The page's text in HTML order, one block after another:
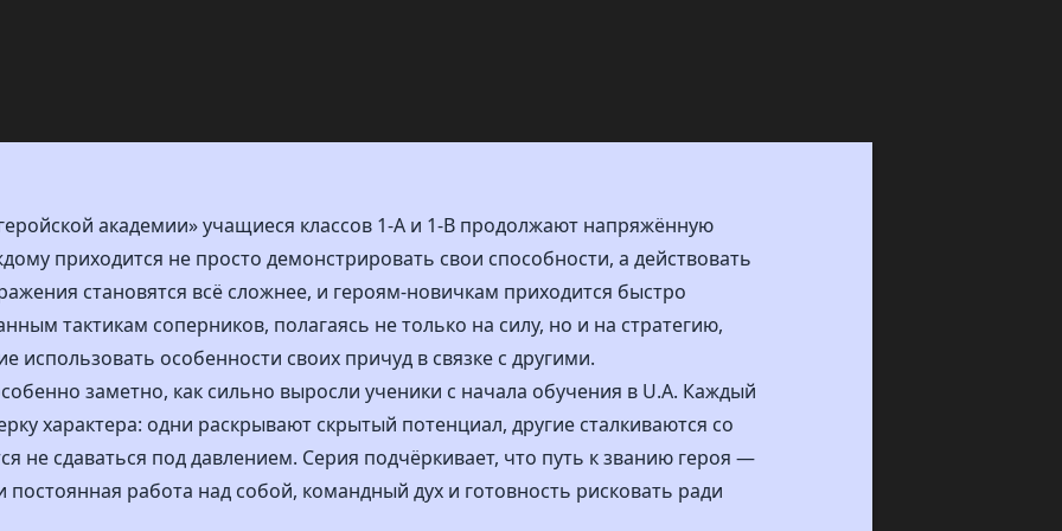
академии» учащиеся классов 1-А и 1-B продолжают напряжённую
приходится не просто демонстрировать свои способности, а действовать
становятся всё сложнее, и героям-новичкам приходится быстро
тактикам соперников, полагаясь не только на силу, но и на стратегию,
использовать особенности своих причуд в связке с другими.
заметно, как сильно выросли ученики с начала обучения в U.A. Каждый
характера: одни раскрывают скрытый потенциал, другие сталкиваются со
не сдаваться под давлением. Серия подчёркивает, что путь к званию героя —
постоянная работа над собой, командный дух и готовность рисковать ради